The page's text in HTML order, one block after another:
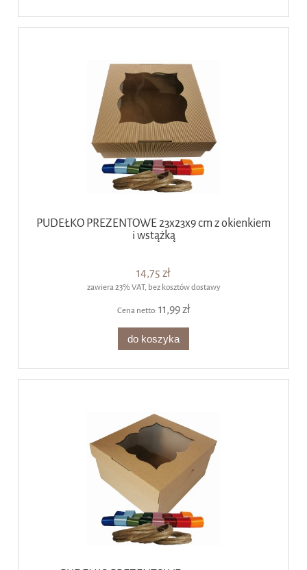
PUDEŁKO PREZENTOWE 23x23x9 cm z okienkiem
i wstążką
14,75 zł
zawiera 23% VAT, bez kosztów dostawy
Cena netto:11,99 zł
do koszyka